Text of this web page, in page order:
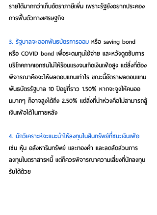
รายได้มากกว่าเก็บอัตราภาษีเพิ่ม เพราะรัฐยังอยากประคอง
การฟื้นตัวทางเศรษฐกิจ
3. รัฐบาลจะออกพันธบัตรการออม หรือ saving bond
หรือ COVID bond เพื่อระดมทุนใช้จ่าย และหวังดูดซับการ
บริโภคภาคเอกชนไม่ให้ร้อนแรงจนเกิดเงินเฟ้อสูง แต่สิ่งที่ต้อง
พิจารณาคือจะให้ผลตอบแทนเท่าไร ขณะนี้อัตราผลตอบแทน
พันธบัตรรัฐบาล 10 ปีอยู่ที่ราว 1.50% หากจะจูงให้คนออ
มมากๆ ก็อาจสูงได้ถึง 2.50% แต่สิ่งที่น่าห่วงคือไม่สามารถสู้
เงินเฟ้อได้ในภายหลัง
4. นักวิเคราะห์จะแนะนำให้ลงทุนในสินทรัพย์ที่ชนะเงินเฟ้อ
เช่น หุ้น อสังหาริมทรัพย์ และทองคำ และลดสัดส่วนการ
ลงทุนในตราสารหนี้ แต่ก็ควรพิจารณาความเสี่ยงที่นักลงทุน
รับได้ด้วย